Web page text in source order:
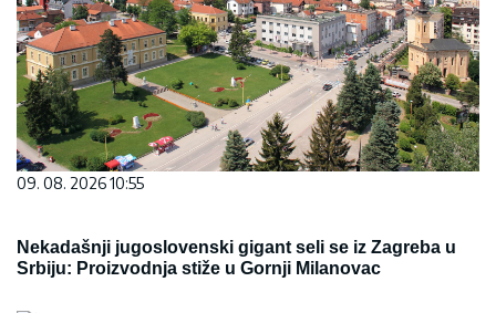
09. 08. 2026 10:55
Nekadašnji jugoslovenski gigant seli se iz Zagreba u
Srbiju: Proizvodnja stiže u Gornji Milanovac